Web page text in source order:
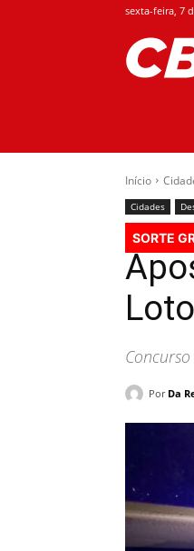
sexta-feira, 7
Início
Cidades
SORTE
Por Da